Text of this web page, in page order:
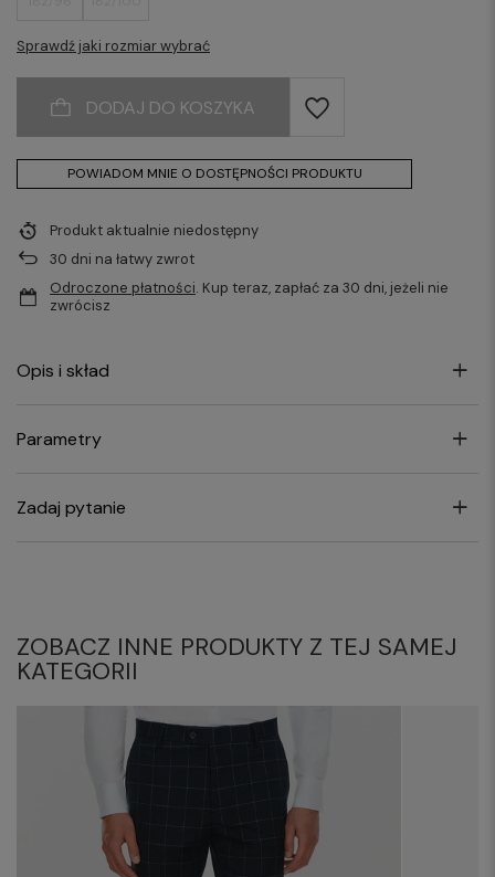
Sprawdź jaki rozmiar wybrać
DODAJ DO KOSZYKA
POWIADOM MNIE O DOSTĘPNOŚCI PRODUKTU
Produkt aktualnie niedostępny
30 dni na łatwy zwrot
Odroczone płatności. Kup teraz, zapłać za 30 dni, jeżeli nie
zwrócisz
Opis i skład
Parametry
Zadaj pytanie
ZOBACZ INNE PRODUKTY Z TEJ SAMEJ
KATEGORII